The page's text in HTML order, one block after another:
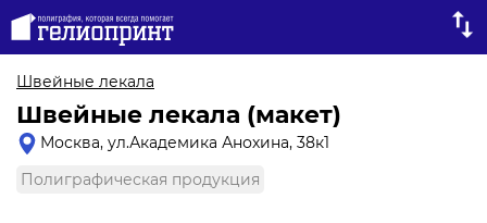
Швейные лекала
Швейные лекала (макет)
Москва, ул.Академика Анохина, 38к1
Полиграфическая продукция